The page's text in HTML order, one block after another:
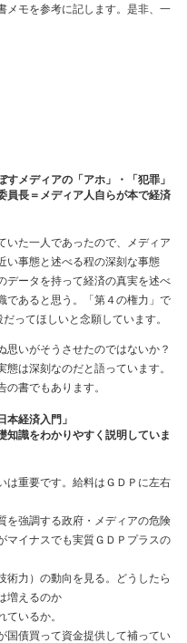
メモを参考に記します。是非、一
すメディアの「アホ」・「犯罪」
員長＝メディア人自らが本で経済
た一人であったので、メディア
い事態と述べる程の深刻な事態
データを持って経済の真実を述べ
であると思う。「第４の権力」で
ってほしいと念願しています。
いがそうさせたのではないか？
は深刻なのだと語っています。
書でもあります。
経済入門」
知識をわかりやすく説明していま
は重要です。給料はＧＤＰに左右
を強調する政府・メディアの危険
マイナスでも実質ＧＤＰプラスの
術力）の動向を見る。どうしたら
増えるのか
ているか。
国債買って資金提供して補ってい